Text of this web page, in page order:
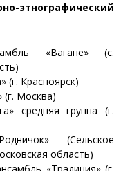
этнографический
«Вагане» (с.
(г. Красноярск)
Москва)
средняя группа (г.
(Сельское
область)